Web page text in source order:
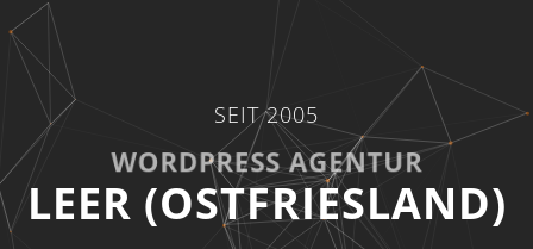
SEIT 2005
WORDPRESS AGENTUR
LEER (OSTFRIESLAND)